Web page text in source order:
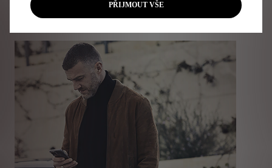
DS 9 E-TENSE
PŘIJMOUT VŠE